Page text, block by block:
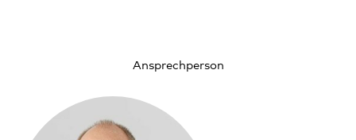
Ansprechperson